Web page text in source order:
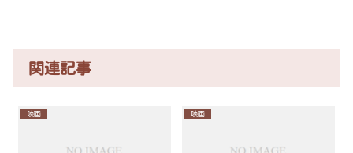
関連記事
映画 映画